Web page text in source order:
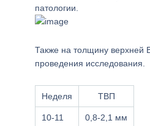
патологии.
Также на толщину верхней
проведения исследования.
Неделя ТВП
10-11 0,8-2,1 мм